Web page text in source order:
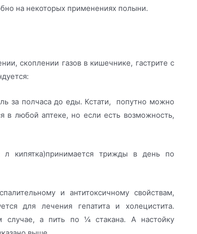
на некоторых применениях полыни.
скоплении газов в кишечнике, гастрите с
за полчаса до еды. Кстати, попутно можно
в любой аптеке, но если есть возможность,
кипятка)принимается трижды в день по
и антитоксичному свойствам,
для лечения гепатита и холецистита.
а пить по ¼ стакана. А настойку